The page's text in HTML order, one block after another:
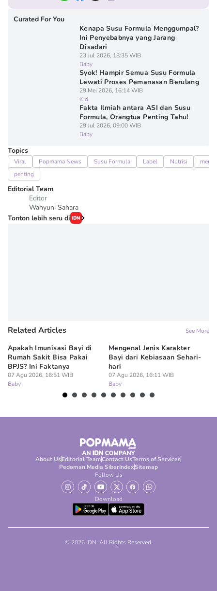
Curated For You
Kenapa Susu Formula Menggumpal?
Ini Penyebabnya yang Jarang
Disadari
23 Jul 2026, 18:35 WIB
Baby
Syok! Hampir Semua Susu Formula
Lewati Proses Pemanasan Berulang
29 Mei 2026, 16:14 WIB
Kid
Fakta Ilmiah antara ASI dan Susu
Formula, Orangtua Penting Tahu!
29 Jul 2026, 09:00 WIB
Baby
Topics
Viral Popmama News Susu Formula Label Nutrisi
penting
Editorial Team
Editor
Wahyuni Sahara
Tonton lebih seru di
Related Articles See More
Apakah Imunisasi Bayi di
Rumah Sakit Bisa Pakai
BPJS? Ini Faktanya
07 Agu 2026, 16:51 WIB
Baby
Mengenal Jenis Karakter
Bayi dari Kebiasaan Sehari-
hari
07 Agu 2026, 16:11 WIB
Baby
About UsEditorial TeamContact UsTerms of Services
Pedoman Media SiberIndexSitemap
Follow Us
Download
© 2026 IDN. All Rights Reserved.